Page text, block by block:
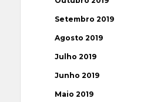
Setembro 2019
Agosto 2019
Julho 2019
Junho 2019
Maio 2019